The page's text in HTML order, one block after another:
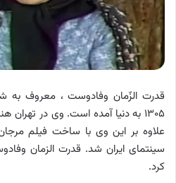
۱۳۰۵ به دنیا آمده است. وی در تهران
علاوه بر این وی با ساخت فیلم
کرد.